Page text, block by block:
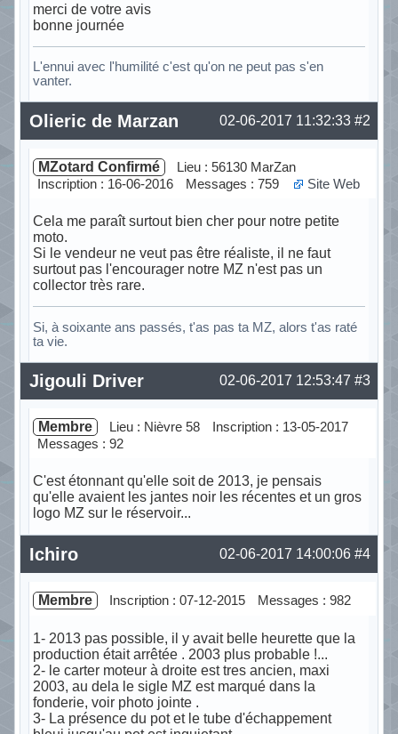
merci de votre avis
bonne journée
L'ennui avec l'humilité c'est qu'on ne peut pas s'en
vanter.
Hors ligne #2
02-06-2017 11:32:33
Olieric de Marzan
MZotard Confirmé
Lieu : 56130 MarZan
Inscription : 16-06-2016
Messages : 759 Site Web
Cela me paraît surtout bien cher pour notre petite
moto.
Si le vendeur ne veut pas être réaliste, il ne faut
surtout pas l'encourager notre MZ n'est pas un
collector très rare.
Si, à soixante ans passés, t'as pas ta MZ, alors t'as raté
ta vie.
Hors ligne #3
02-06-2017 12:53:47
Jigouli Driver
Membre Lieu : Nièvre 58
Inscription : 13-05-2017
Messages : 92
C'est étonnant qu'elle soit de 2013, je pensais
qu'elle avaient les jantes noir les récentes et un gros
logo MZ sur le réservoir...
Hors ligne #4
02-06-2017 14:00:06
Ichiro
Membre Inscription : 07-12-2015 Messages : 982
1- 2013 pas possible, il y avait belle heurette que la
production était arrêtée . 2003 plus probable !...
2- le carter moteur à droite est tres ancien, maxi
2003, au dela le sigle MZ est marqué dans la
fonderie, voir photo jointe .
3- La présence du pot et le tube d'échappement